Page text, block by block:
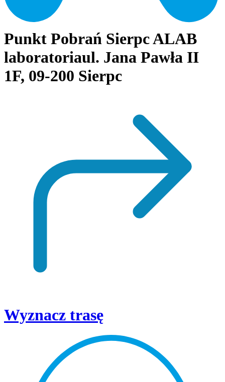
Punkt Pobrań Sierpc ALAB
laboratoriaul. Jana Pawła II
1F, 09-200 Sierpc
Wyznacz trasę